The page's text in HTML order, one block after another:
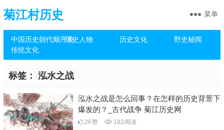
菊江村历史
中国历史朝代顺序表历史人物 历史文化
野史秘闻
传统文化
菜单
标签： 泓水之战
泓水之战是怎么回事？在怎样的历史背景下
爆发的？_古代战争 菊江历史网
26赞 183 阅读